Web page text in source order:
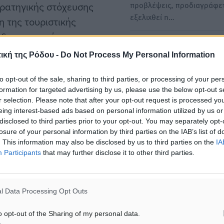
της Ρόδου - Do Not Process My Personal Information
opt-out of the sale, sharing to third parties, or processing of your
for targeted advertising by us, please use the below opt-out
selection. Please note that after your opt-out request is processed
interest-based ads based on personal information utilized by us
to third parties prior to your opt-out. You may separately
of your personal information by third parties on the IAB’s list of
This information may also be disclosed by us to third parties on the
Participants that may further disclose it to other third parties.
Data Processing Opt Outs
opt-out of the Sharing of my personal data.
στόχευσης
τουριστικής
τους πρώτους
ελληνική
να υλοποιηθούν,
συλλογική προσπάθεια,
με τον πλέον επίσημο
της ελληνικής
ευρώ στην
επισήμανε.
ελληνικού εμπορίου
προκειμένου να
προβλέψεις,
εξελιχθεί η…
τουριστικής κίνησης - Οι
Συγκρατημένη αισιοδοξία
επικρατεί στον τουριστικό
για τις επιδόσεις της
τουριστικής…